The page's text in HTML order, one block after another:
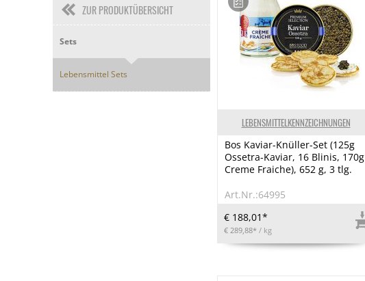
ZUR PRODUKTÜBERSICHT
Sets
Lebensmittel Sets
LEBENSMITTELKENNZEICHNUNGEN
Bos Kaviar-Knüller-Set (125g
Ossetra-Kaviar, 16 Blinis, 170g
Creme Fraiche), 652 g, 3 tlg.
Art.Nr.:64995
€ 188,01*
€ 289,88* / kg